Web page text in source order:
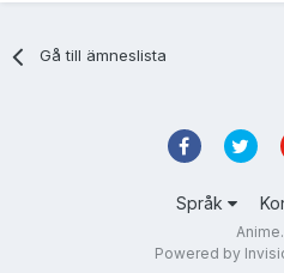
Gå till ämneslista
Språk
Powered by